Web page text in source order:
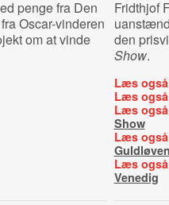
penge fra Den
Oscar-vinderen
om at vinde
Fridthjof
den
Show.
Læs
Læs
Læs
Show
Læs
Læs
Venedig